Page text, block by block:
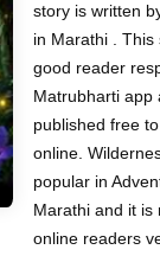
story is written
in Marathi . This
good reader
Matrubharti app
published free
online.
popular in
Marathi and it is
online readers